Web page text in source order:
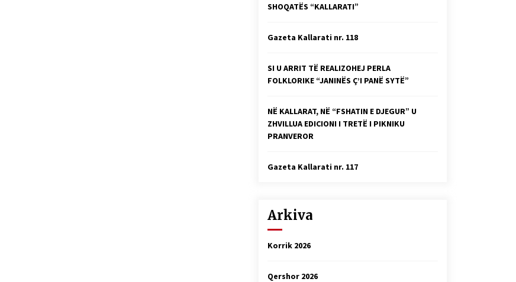
Faksimilet e një 83 vjetori lufte:
04/10/2025
Gazeta Kallarati nr. 114
06/02/2025
SHOQATËS “KALLARATI”
Gazeta Kallarati nr. 118
SI U ARRIT TË REALIZOHEJ PERLA
FOLKLORIKE “JANINËS Ç’I PANË SYTË”
NË KALLARAT, NË “FSHATIN E DJEGUR” U
ZHVILLUA EDICIONI I TRETË I PIKNIKU
PRANVEROR
Gazeta Kallarati nr. 117
Arkiva
Korrik 2026
Qershor 2026